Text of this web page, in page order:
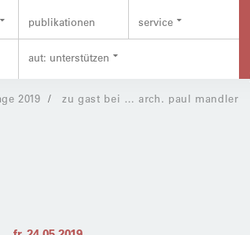
publikationen service
aut: unterstützen
2019 zu gast bei … arch. paul mandler